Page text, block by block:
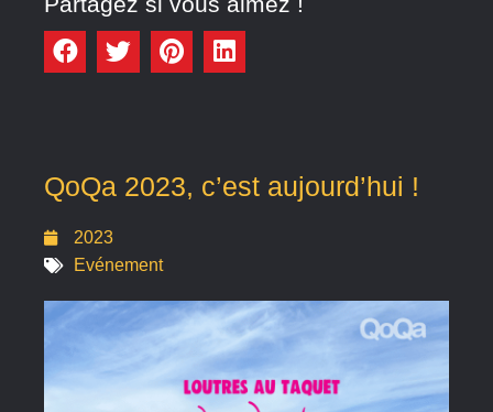
QoQa 2023, c’est aujourd’hui !
2023
Evénement